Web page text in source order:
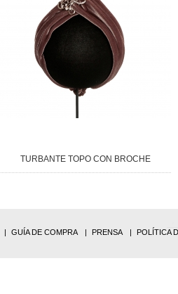
TURBANTE TOPO CON BROCHE
GUÍA DE COMPRA PRENSA POLÍTICA